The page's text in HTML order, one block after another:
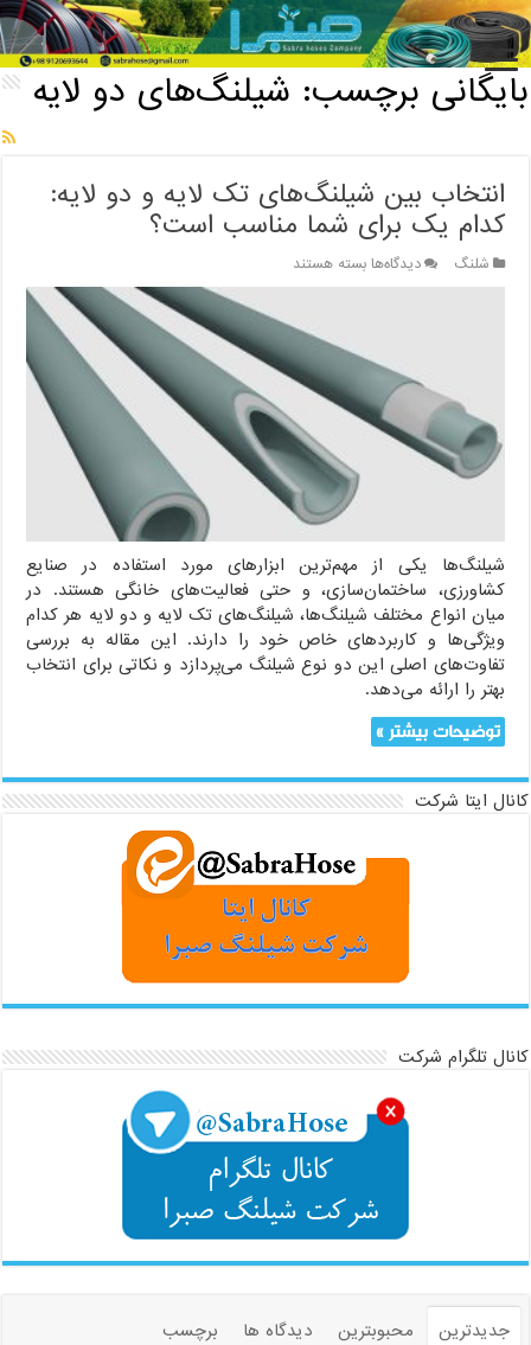
خانه / بایگانی برچسب: شیلنگ‌های دو لایه
بایگانی برچسب: شیلنگ‌های دو لایه
انتخاب بین شیلنگ‌های تک لایه و دو لایه:
کدام یک برای شما مناسب است؟
شلنگ دیدگاه‌هابرای
انتخاب
شیلنگ‌های
تک
و
دو
کدام
یک
برای
شما
مناسب
است؟
بسته هستند
شیلنگ‌ها یکی از مهم‌ترین ابزارهای مورد استفاده در صنایع
کشاورزی، ساختمان‌سازی، و حتی فعالیت‌های خانگی هستند. در
میان انواع مختلف شیلنگ‌ها، شیلنگ‌های تک لایه و دو لایه هر کدام
ویژگی‌ها و کاربردهای خاص خود را دارند. این مقاله به بررسی
تفاوت‌های اصلی این دو نوع شیلنگ می‌پردازد و نکاتی برای انتخاب
بهتر را ارائه می‌دهد.
توضیحات بیشتر »
کانال ایتا شرکت
کانال تلگرام شرکت
جدیدترین محبوبترین دیدگاه ها
برچسب